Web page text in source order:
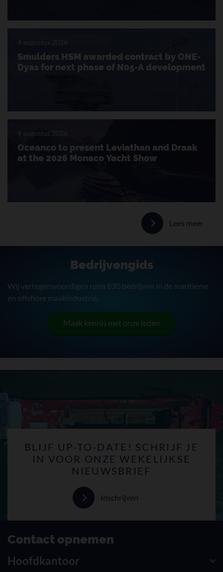
4 augustus 2026
Smulders HSM awarded contract by ONE-
Dyas for next phase of N05-A development
4 augustus 2026
Oceanco to present Leviathan and Draak
at the 2026 Monaco Yacht Show
Lees meer
Bedrijvengids
Wij vertegenwoordigen ruim 820 bedrijven in de maritieme
en offshore maakindustrie.
Maak kennis met onze leden
BLIJF UP-TO-DATE! SCHRIJF JE
IN VOOR ONZE WEKELIJKSE
NIEUWSBRIEF
Inschrijven
Contact opnemen
Hoofdkantoor